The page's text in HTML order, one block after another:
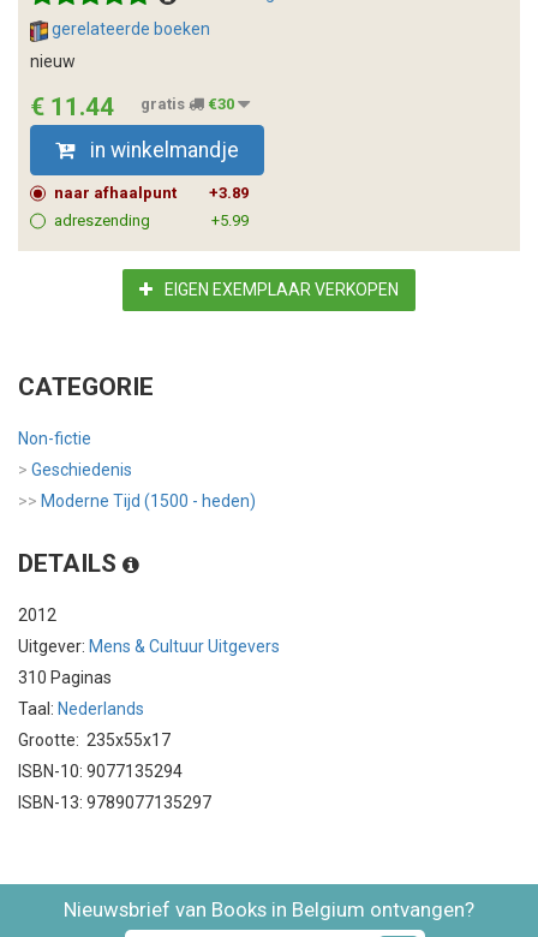
gerelateerde boeken
nieuw
€ 11.44 gratis €30
in winkelmandje
naar afhaalpunt
+3.89
adreszending
+5.99
EIGEN EXEMPLAAR VERKOPEN
CATEGORIE
Non-fictie
> Geschiedenis
>> Moderne Tijd (1500 - heden)
DETAILS
2012
Uitgever: Mens & Cultuur Uitgevers
310 Paginas
Taal: Nederlands
Grootte: 235x55x17
ISBN-10: 9077135294
ISBN-13: 9789077135297
Nieuwsbrief van Books in Belgium ontvangen?